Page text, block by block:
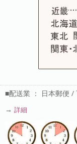
■配送業 ： 日本郵便 /
→ 詳細